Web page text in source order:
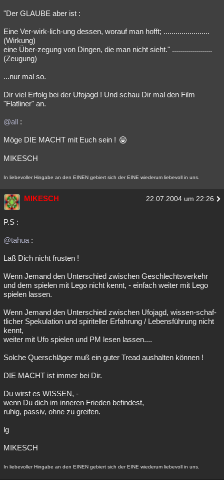
"Der GLAUBE aber ist :
Eine Ver-wirk-lich-ung dessen, worauf man hofft; .......................
(Wirkung)
eine Über-zegung von Dingen, die man nicht sieht." ....................
(Zeugung)
...nur mal so.
Dir viel Erfolg bei der Ufojagd ! Und schau Dir mal den Film
"Flatliner" an.
@all :
Möge DIE MACHT mit Euch sein !
MIKESCH
In liebevoller Hingabe an den EINEN gebiert sich der EINE wiederum liebevoll in uns.
MIKESCH 22.07.2004 um 22:26
P.S :
@tahua :
Laß Dich nicht frusten !
Wenn Jemand den Unterschied zwischen Geschlechtsverkehr
und dem spielen mit Lego nicht kennt, - einfach weiter mit Lego
spielen lassen.
Wenn Jemand den Unterschied zwischen Ufojagd, wissen-schaf-
tlicher Spekulation und spiriteller Erfahrung / Lebensführung nicht
kennt,
weiter mit Ufo spielen und PM lesen lassen....
Solche Querschläger muß ein guter Tread aushalten können !
DIE MACHT ist immer bei Dir.
Du wirst es WISSEN, -
wenn Du dich im inneren Frieden befindest,
ruhig, passiv, ohne zu greifen.
lg
MIKESCH
In liebevoller Hingabe an den EINEN gebiert sich der EINE wiederum liebevoll in uns.